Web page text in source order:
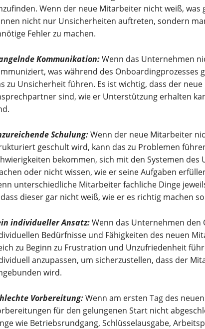
Wenn der neue Mitarbeiter nicht weiß,
nicht nur Unsicherheiten auftreten, sondern
Fehler zu machen.
Kommunikation:Wenn das Unternehmen
was während des Onboardingprozesses
zu Unsicherheit führen. Es ist wichtig, dass der
sind, wie er Unterstützung erhalten
Schulung:Wenn der neue Mitarbeiter
geschult wird, kann das zu Problemen
bekommen, sich mit den Systemen
oder nicht wissen, wie er seine Aufgaben
unterschiedliche Mitarbeiter fachliche Dinge
dieser gar nicht weiß, wie er es richtig machen
individueller Ansatz:Wenn das Unternehmen
Bedürfnisse und Fähigkeiten des neuen
zu Beginn zu Frustration und Unzufriedenheit
anzupassen, um sicherzustellen, dass der
wird.
Vorbereitung:Wenn am ersten Tag des
für den gelungenen Start nicht
wie Betriebsrundgang, Schlüsselausgabe,